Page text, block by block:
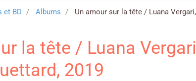
et BD Albums Un amour sur la tête / Luana
la tête / Luana
2019